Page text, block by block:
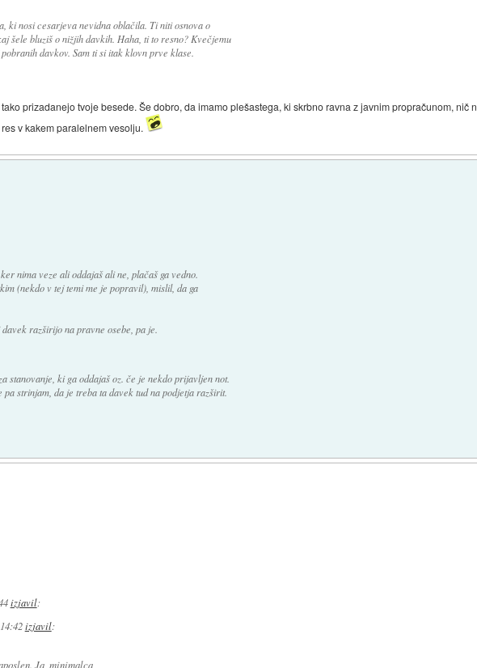
ki nosi cesarjeva nevidna oblačila. Ti niti osnova o
šele bluziš o nižjih davkih. Haha, ti to resno? Kvečjemu
davkov. Sam ti si itak klovn prve klase.
prizadanejo tvoje besede. Še dobro, da imamo plešastega, ki skrbno ravna z javnim propračunom, nič
v kakem paralelnem vesolju.
nima veze ali oddajaš ali ne, plačaš ga vedno.
(nekdo v tej temi me je popravil), mislil, da ga
razširijo na pravne osebe, pa je.
stanovanje, ki ga oddajaš oz. če je nekdo prijavljen not.
strinjam, da je treba ta davek tud na podjetja razširit.
izjavil:
izjavil:
Ja, minimalca